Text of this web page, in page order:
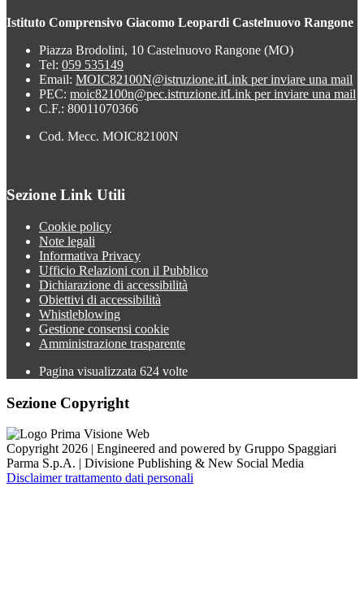
Istituto Comprensivo Giacomo Leopardi Castelnuovo Rangone
Piazza Brodolini, 10 Castelnuovo Rangone (MO)
Tel: 059 535149
Email: MOIC82100N@istruzione.itLink per inviare una mail
PEC: moic82100n@pec.istruzione.itLink per inviare una mail
C.F.: 80011070366
Cod. Mecc. MOIC82100N
Sezione Link Utili
Cookie policy
Note legali
Informativa Privacy
Ufficio Relazioni con il Pubblico
Dichiarazione di accessibilità
Obiettivi di accessibilità
Whistleblowing
Gestione consensi cookie
Amministrazione trasparente
Pagina visualizzata 624 volte
Sezione Copyright
Copyright 2026 | Engineered and powered by Gruppo Spaggiari
Parma S.p.A. | Divisione Publishing & New Social Media
Disclaimer trattamento dati personali